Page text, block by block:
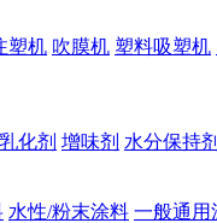
塑机 吹膜机 塑料吸塑机
乳化剂 增味剂 水分保持剂
水性/粉末涂料 一般通用